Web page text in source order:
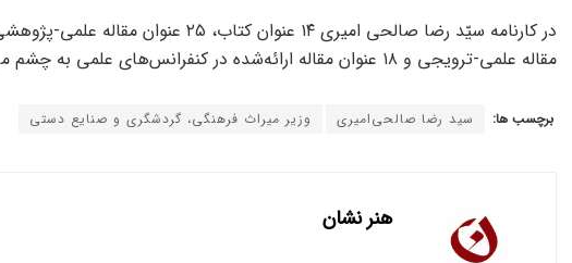
مقاله علمی-ترویجی و ۱۸ عنوان مقاله ارائه‌شده در کنفرانس‌های علمی به چشم می‌خورد.
برچسب ها: سید رضا صالحی‌امیری وزیر میراث فرهنگی، گردشگری و صنایع دستی
هنر نشان